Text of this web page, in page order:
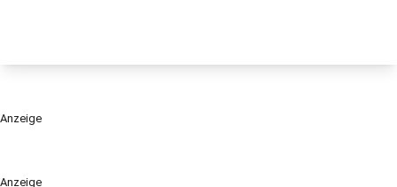
Anzeige
Anzeige